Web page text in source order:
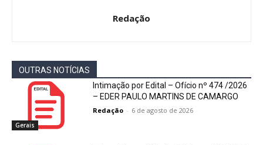
Redação
OUTRAS NOTÍCIAS
Gerais
Intimação por Edital – Ofício nº 474 /2026
– EDER PAULO MARTINS DE CAMARGO
Redação - 6 de agosto de 2026